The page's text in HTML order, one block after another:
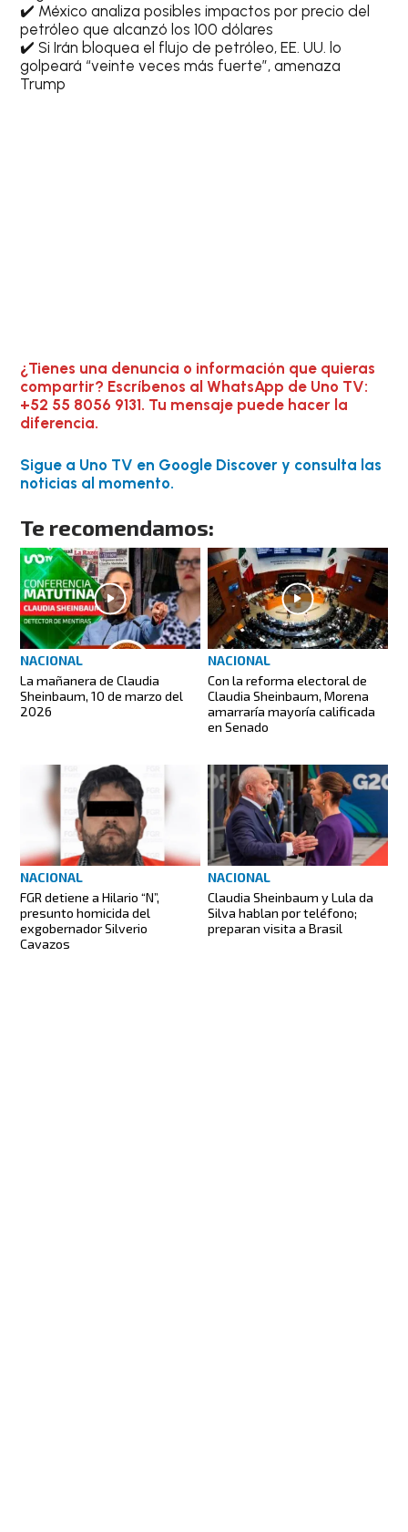
✔️ México analiza posibles impactos por precio del
petróleo que alcanzó los 100 dólares
✔️ Si Irán bloquea el flujo de petróleo, EE. UU. lo
golpeará “veinte veces más fuerte”, amenaza
Trump
¿Tienes una denuncia o información que quieras
compartir? Escríbenos al WhatsApp de Uno TV:
+52 55 8056 9131. Tu mensaje puede hacer la
diferencia.
Sigue a Uno TV en Google Discover y consulta las
noticias al momento.
Te recomendamos:
NACIONAL
La mañanera de Claudia
Sheinbaum, 10 de marzo del
2026
NACIONAL
Con la reforma electoral de
Claudia Sheinbaum, Morena
amarraría mayoría calificada
en Senado
NACIONAL
FGR detiene a Hilario “N”,
presunto homicida del
exgobernador Silverio
Cavazos
NACIONAL
Claudia Sheinbaum y Lula da
Silva hablan por teléfono;
preparan visita a Brasil